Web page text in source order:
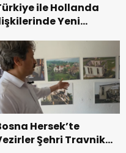
ile Hollanda
Yeni
Hersek’te
Şehri Travnik